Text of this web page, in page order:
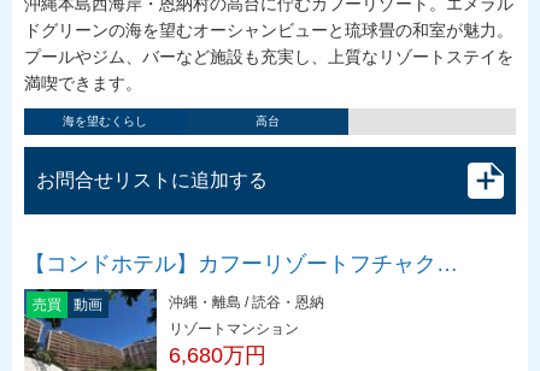
ドグリーンの海を望むオーシャンビューと琉球畳の和室が魅力。
プールやジム、バーなど施設も充実し、上質なリゾートステイを
満喫できます。
海を望むくらし 高台
お問合せリストに追加する
【コンドホテル】カフーリゾートフチャク…
売買 動画
沖縄・離島 / 読谷・恩納
リゾートマンション
6,680万円